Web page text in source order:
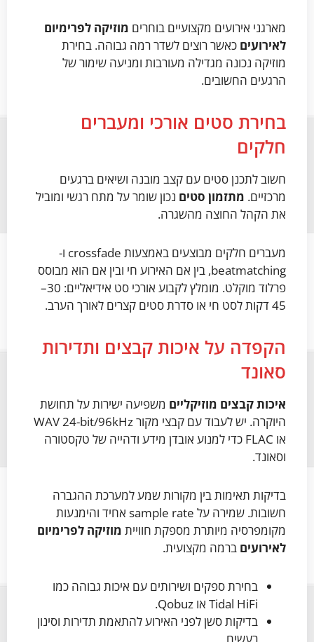
מארגני אירועים מקצועיים בוחרים מוזיקה לפרימיום
לאירועים כאשר רוצים לשדר רמה גבוהה. בחירת
מוזיקה נכונה מגדילה מעורבות ומניעה שימור של
הרגעים החשובים.
בחירת סטים אורכי ומעברים
חלקים
חשוב לתכנן סטים עם קצב מובנה ושיאים ברגעים
מרכזיים. מתזמון סטים נכון שומר על מתח רגשי ומוביל
את הקהל החוצה מהשגרה.
מעברים חלקים מבוצעים באמצעות crossfade ו-
beatmatching, בין אם האירוע חי ובין אם הוא מבוסס
פרלוד מוקלט. מומלץ לקבוע אורכי סט אידיאליים: 30–
45 דקות לסט חי או סדרת סטים קצרים לאורך הערב.
הקפדה על איכות קבצים ותדירות
סאונד
איכות קבצים מוזיקליים משפיעה ישירות על תחושת
היוקרה. יש לעבוד עם קבצי מקור WAV 24-bit/96kHz
או FLAC כדי למנוע אובדן מידע ודהייה של טקסטורה
וסאונד.
בדיקות תאימות בין מקורות שמע למערכת ההגברה
חשובות. שמירה על sample rate אחיד והימנעות
מקומפרסיה מיותרת מספקת חוויית מוזיקה לפרימיום
לאירועים ברמה מקצועית.
בחירת ספקים ושירותים עם איכות גבוהה כמו
Tidal HiFi או Qobuz.
בדיקות סשן לפני האירוע להתאמת תדירות וסינון